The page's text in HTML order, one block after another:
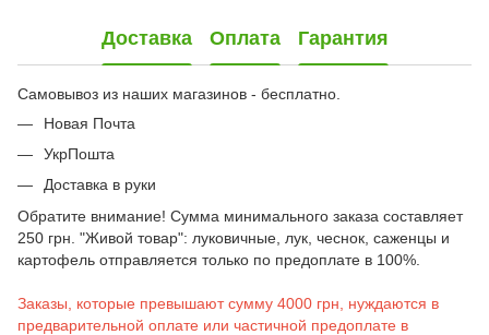
Доставка Оплата Гарантия
Самовывоз из наших магазинов - бесплатно.
Новая Почта
УкрПошта
Доставка в руки
Обратите внимание! Сумма минимального заказа составляет
250 грн. "Живой товар": луковичные, лук, чеснок, саженцы и
картофель отправляется только по предоплате в 100%.
Заказы, которые превышают сумму 4000 грн, нуждаются в
предварительной оплате или частичной предоплате в